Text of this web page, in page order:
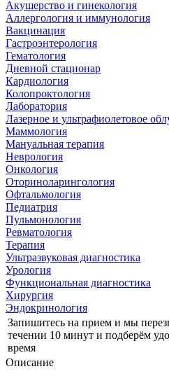
Акушерство и гинекология
Аллергология и иммунология
Вакцинация
Гастроэнтерология
Гематология
Дневной стационар
Кардиология
Колопроктология
Лаборатория
Лазерное и ультрафиолетовое
Маммология
Мануальная терапия
Неврология
Онкология
Оториноларингология
Офтальмология
Педиатрия
Пульмонология
Ревматология
Терапия
Ультразвуковая диагностика
Урология
Функциональная диагностика
Хирургия
Эндокринология
Запишитесь на прием и мы
течении 10 минут и подберём
время
Описание